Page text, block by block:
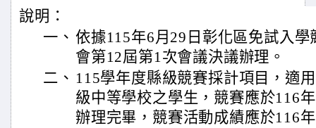
說明：
一、 依據115年6月29日彰化區免試入
會第12屆第1次會議決議辦理。
二、 115學年度縣級競賽採計項目，適
級中等學校之學生，競賽應於116
辦理完畢，競賽活動成績應於116